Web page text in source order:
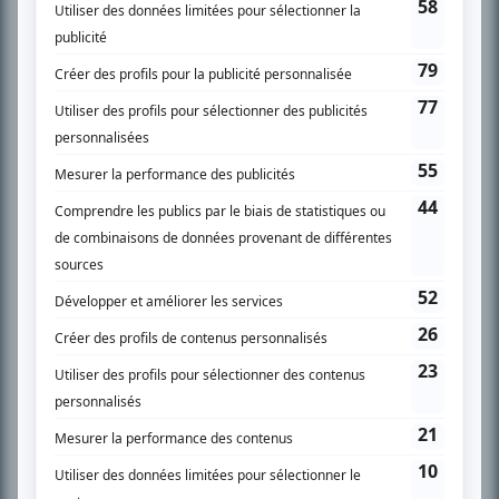
SUR LE RÉSEAU BIZZ MÉDIA
PLAN DU SITE
Accueil
Liste des oeuvres
Recherche avancée
À propos
Nous contacter
Termes et conditions
Politique de confidentialité
Gestion du consentement